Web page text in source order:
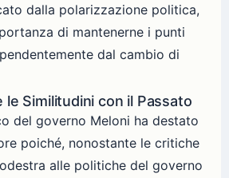
dalla polarizzazione politica,
di mantenerne i punti
dal cambio di
le Similitudini con il Passato
del governo Meloni ha destato
poiché, nonostante le critiche
alle politiche del governo